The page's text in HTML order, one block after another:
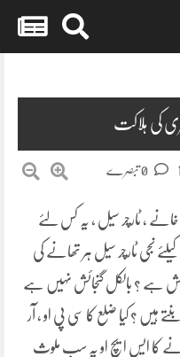
کی ہلاکت
خانے ، ٹارچر سیل ، یہ کس لئے
نجی ٹارچر سیل ہر تھانے کی
ہے ؟ بالکل گنجائش نہیں ہے
ہیں ؟ کیا ضلع کا سی پی او ، آر
کا ایس ایچ او یہ سب ملوث